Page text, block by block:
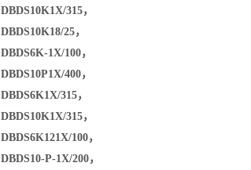
DBDS10K1X/315，
DBDS10K18/25，
DBDS6K-1X/100，
DBDS10P1X/400，
DBDS6K1X/315，
DBDS10K1X/315，
DBDS6K121X/100，
DBDS10-P-1X/200，